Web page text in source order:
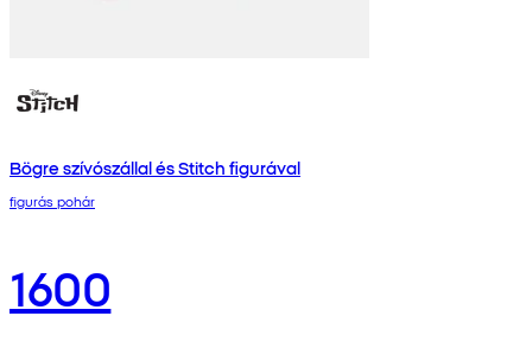
Bögre szívószállal és Stitch figurával
figurás pohár
1600